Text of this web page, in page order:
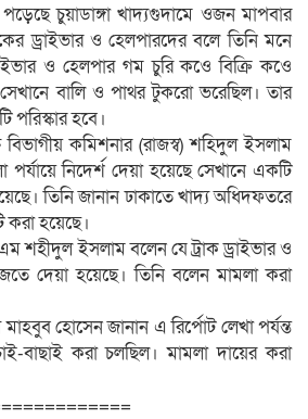
চুয়াডাঙ্গা খাদ্যগুদামে ওজন মাপবার
ড্রাইভার ও হেলপারদের বলে তিনি মনে
ও হেলপার গম চুরি কওে বিক্রি কওে
বালি ও পাথর টুকরো ভরেছিল। তার
পরিস্কার হবে।
বিভাগীয় কমিশনার (রাজস্ব) শহিদুল ইসলাম
নিদের্শ দেয়া হয়েছে সেখানে একটি
তিনি জানান ঢাকাতে খাদ্য অধিদফতরে
হয়েছে।
শহীদুল ইসলাম বলেন যে ট্রাক ড্রাইভার ও
দেয়া হয়েছে। তিনি বলেন মামলা করা
মাহবুব হোসেন জানান এ রির্পোট লেখা পর্যন্ত
বাছাই করা চলছিল। মামলা দায়ের করা